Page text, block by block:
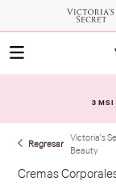
3 MSI
Victoria's
Beauty
Cremas